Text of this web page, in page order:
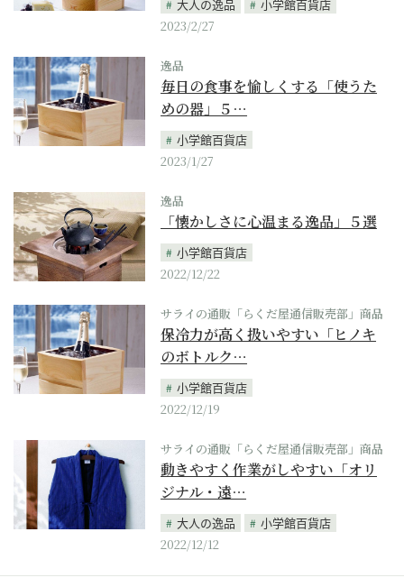
大人の逸品
小学館百貨店
2023/2/27
逸品
毎日の食事を愉しくする「使うた
めの器」５…
小学館百貨店
2023/1/27
逸品
「懐かしさに心温まる逸品」５選
小学館百貨店
2022/12/22
サライの通販「らくだ屋通信販売部」商品
保冷力が高く扱いやすい「ヒノキ
のボトルク…
小学館百貨店
2022/12/19
サライの通販「らくだ屋通信販売部」商品
動きやすく作業がしやすい「オリ
ジナル・遠…
大人の逸品
小学館百貨店
2022/12/12